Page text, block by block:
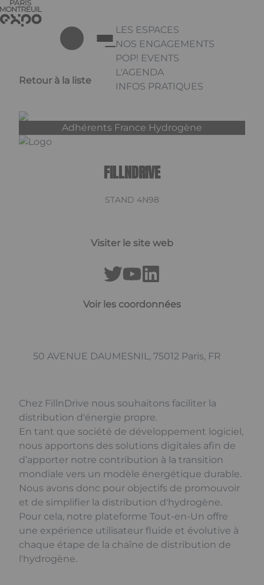
Aller au contenu principal
LES ESPACES
NOS ENGAGEMENTS
POP! EVENTS
L'AGENDA
INFOS PRATIQUES
Linkedin
Retour à la liste
Adhérents France Hydrogène
FILLNDRIVE
STAND 4N98
Visiter le site web
Voir les coordonnées
50 AVENUE DAUMESNIL, 75012 Paris, FR
Chez FillnDrive nous souhaitons faciliter la
distribution d'énergie propre.
En tant que société de développement logiciel,
nous apportons des solutions digitales afin de
d’apporter notre contribution à la transition
mondiale vers un modèle énergétique durable.
Nous avons donc pour objectifs de promouvoir
et de simplifier la distribution d'hydrogène.
Pour cela, notre plateforme Tout-en-Un offre
une expérience utilisateur fluide et évolutive à
chaque étape de la chaîne de distribution de
l'hydrogène.
Panneau de gestion des cookies